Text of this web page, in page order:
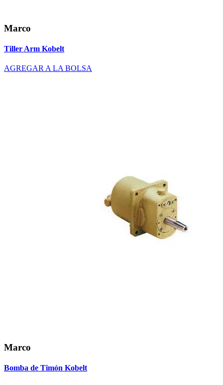
Marco
Tiller Arm Kobelt
AGREGAR A LA BOLSA
Marco
Bomba de Timón Kobelt